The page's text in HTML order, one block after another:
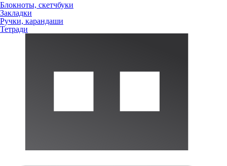
Блокноты, скетчбуки
Закладки
Ручки, карандаши
Тетради